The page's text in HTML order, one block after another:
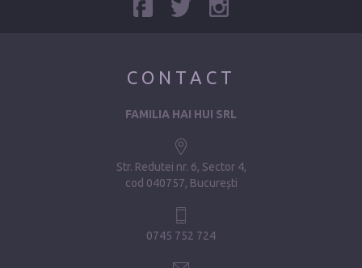
CONTACT
FAMILIA HAI HUI SRL
Str. Redutei nr. 6, Sector 4
cod 040757, București
0745 752 724